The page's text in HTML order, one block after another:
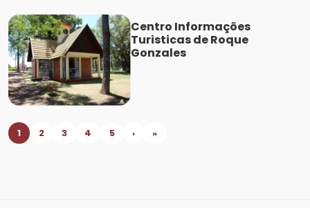
Centro Informações
Turisticas de Roque
Gonzales
1 2 3 4 5 › »